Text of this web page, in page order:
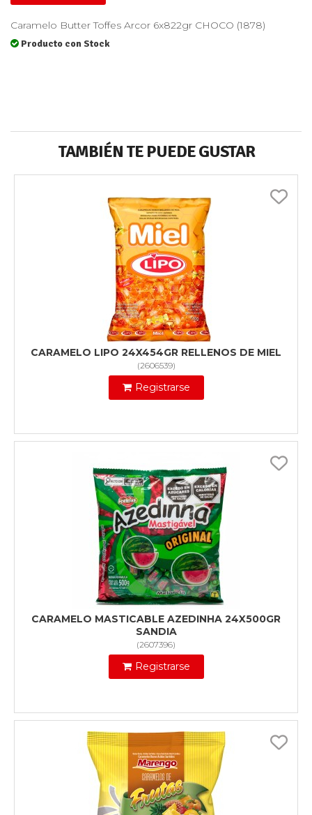
Caramelo Butter Toffes Arcor 6x822gr CHOCO (1878)
Producto con Stock
TAMBIÉN TE PUEDE GUSTAR
CARAMELO LIPO 24X454GR RELLENOS DE MIEL
(2606539)
Registrarse
CARAMELO MASTICABLE AZEDINHA 24X500GR
SANDIA
(2607396)
Registrarse